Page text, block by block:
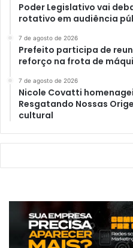
Poder Legislativo vai
rotativo em audiência
7 de agosto de 2026
Prefeito participa de
reforço na frota de
7 de agosto de 2026
Nicole Covatti
Resgatando Nossas
cultural